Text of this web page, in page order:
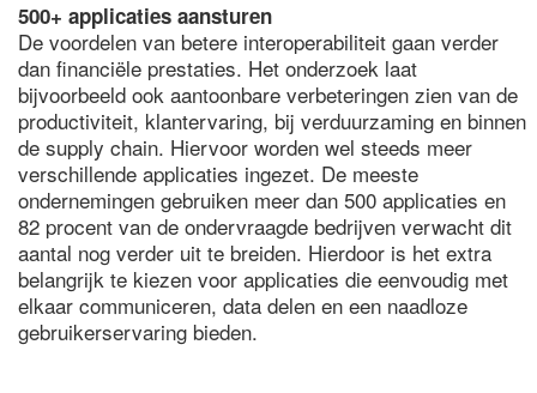
500+ applicaties aansturen
De voordelen van betere interoperabiliteit gaan verder
dan financiële prestaties. Het onderzoek laat
bijvoorbeeld ook aantoonbare verbeteringen zien van de
productiviteit, klantervaring, bij verduurzaming en binnen
de supply chain. Hiervoor worden wel steeds meer
verschillende applicaties ingezet. De meeste
ondernemingen gebruiken meer dan 500 applicaties en
82 procent van de ondervraagde bedrijven verwacht dit
aantal nog verder uit te breiden. Hierdoor is het extra
belangrijk te kiezen voor applicaties die eenvoudig met
elkaar communiceren, data delen en een naadloze
gebruikerservaring bieden.